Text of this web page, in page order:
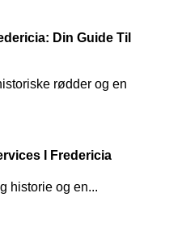
Din Guide Til
rødder og en
I Fredericia
historie og en...